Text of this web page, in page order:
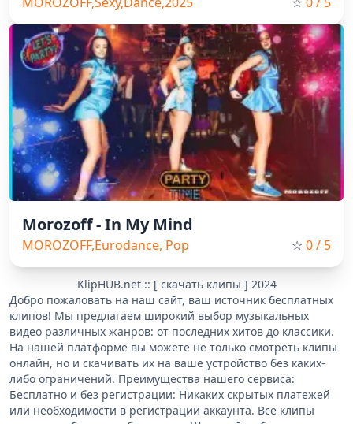
Morozoff - In My Mind
MOROZOFF,Eurodance, Pop ☆ 0/ 5
KlipHUB.net :: [ скачать клипы ] 2024
Добро пожаловать на наш сайт, ваш источник бесплатных
клипов! Мы предлагаем широкий выбор музыкальных
видео различных жанров: от последних хитов до классики.
На нашей платформе вы можете не только смотреть клипы
онлайн, но и скачивать их на ваше устройство без каких-
либо ограничений. Преимущества нашего сервиса:
Бесплатно и без регистрации: Никаких скрытых платежей
или необходимости в регистрации аккаунта. Все клипы